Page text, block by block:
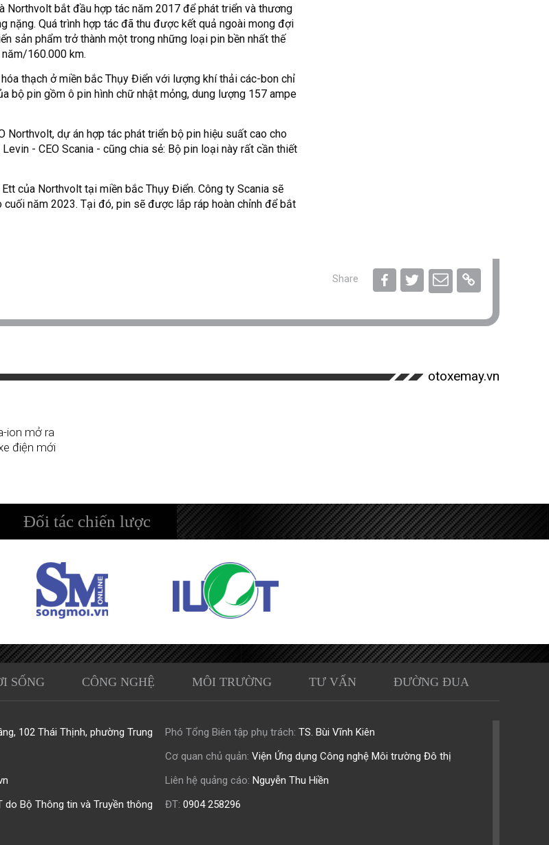
Northvolt bắt đầu hợp tác năm 2017 để phát triển và thương
nặng. Quá trình hợp tác đã thu được kết quả ngoài mong đợi
sản phẩm trở thành một trong những loại pin bền nhất thế
160.000 km.
thạch ở miền bắc Thụy Điển với lượng khí thải các-bon chỉ
pin gồm ô pin hình chữ nhật mỏng, dung lượng 157 ampe
Northvolt, dự án hợp tác phát triển bộ pin hiệu suất cao cho
- CEO Scania - cũng chia sẻ: Bộ pin loại này rất cần thiết
của Northvolt tại miền bắc Thụy Điển. Công ty Scania sẽ
năm 2023. Tại đó, pin sẽ được lắp ráp hoàn chỉnh để bắt
Share
otoxemay.vn
ion mở ra
điện mới
Đối tác chiến lược
SỐNG CÔNG NGHỆ MÔI TRƯỜNG TƯ VẤN ĐƯỜNG ĐUA
102 Thái Thịnh, phường Trung
do Bộ Thông tin và Truyền thông
Phó Tổng Biên tập phụ trách: TS. Bùi Vĩnh Kiên
Cơ quan chủ quản: Viện Ứng dụng Công nghệ Môi trường Đô thị
Liên hệ quảng cáo: Nguyễn Thu Hiền
ĐT: 0904 258296